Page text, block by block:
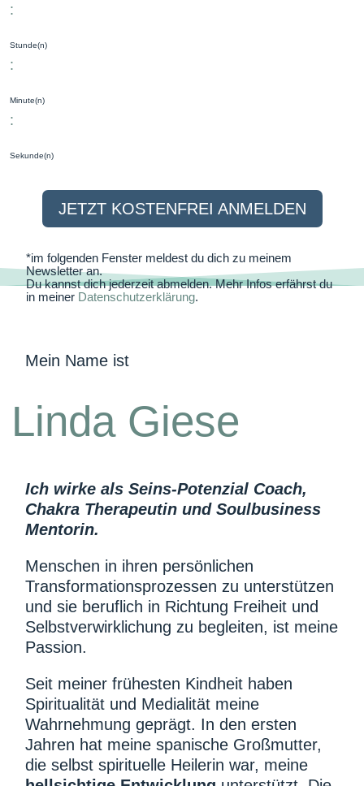
:
Stunde(n)
:
Minute(n)
:
Sekunde(n)
JETZT KOSTENFREI ANMELDEN
*im folgenden Fenster meldest du dich zu meinem
Newsletter an.
Du kannst dich jederzeit abmelden. Mehr Infos erfährst du
in meiner Datenschutzerklärung.
Mein Name ist
Linda Giese
Ich wirke als Seins-Potenzial Coach,
Chakra Therapeutin und Soulbusiness
Mentorin.
Menschen in ihren persönlichen
Transformationsprozessen zu unterstützen
und sie beruflich in Richtung Freiheit und
Selbstverwirklichung zu begleiten, ist meine
Passion.
Seit meiner frühesten Kindheit haben
Spiritualität und Medialität meine
Wahrnehmung geprägt. In den ersten
Jahren hat meine spanische Großmutter,
die selbst spirituelle Heilerin war, meine